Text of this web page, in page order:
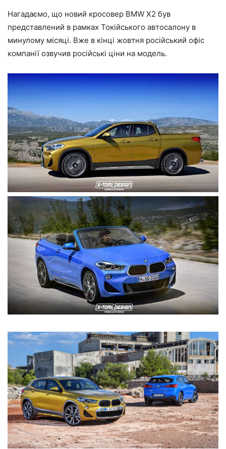
Нагадаємо, що новий кросовер BMW X2 був
представлений в рамках Токійського автосалону в
минулому місяці. Вже в кінці жовтня російський офіс
компанії озвучив російські ціни на модель.